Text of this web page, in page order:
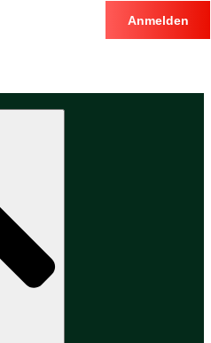
Anmelden